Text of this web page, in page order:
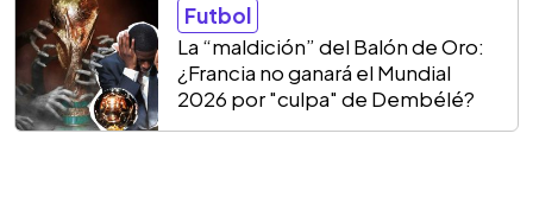
Futbol
La “maldición” del Balón de Oro:
¿Francia no ganará el Mundial
2026 por "culpa" de Dembélé?